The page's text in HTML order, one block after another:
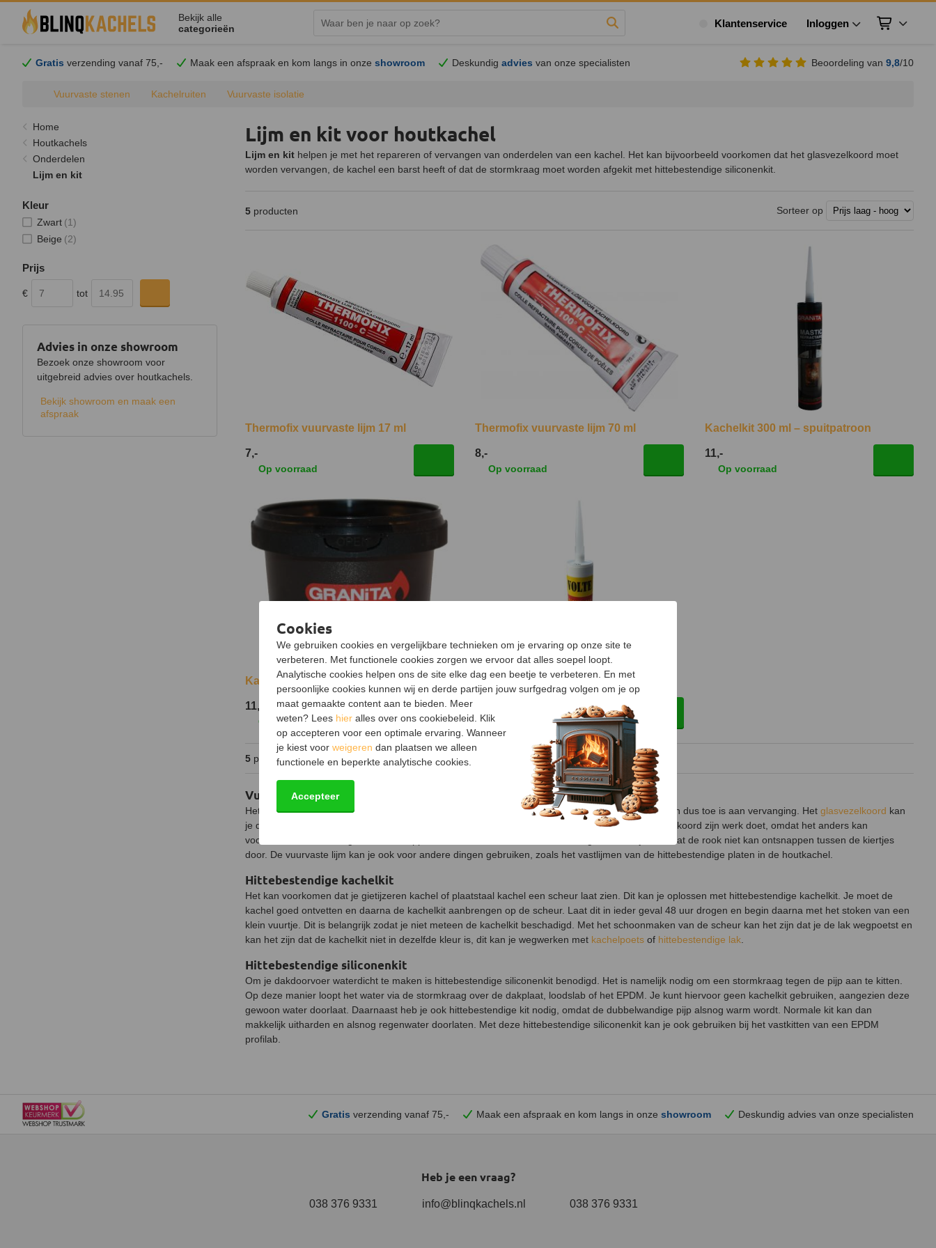
Bekijk alle
categorieën
Klantenservice Inloggen Winkelwagen
Gratis verzending vanaf 75,- Maak een afspraak en kom langs in onzeshowroom Deskundigadvies van onze specialisten Beoordeling van 9,8/10
Vuurvaste stenen Kachelruiten Vuurvaste isolatie
Home
Houtkachels
Onderdelen
Lijm en kit
Lijm en kit voor houtkachel
Lijm en kit helpen je met het repareren of vervangen van onderdelen van een kachel. Het kan bijvoorbeeld voorkomen dat het glasvezelkoord moet
worden vervangen, de kachel een barst heeft of dat de stormkraag moet worden afgekit met hittebestendige siliconenkit.
5 producten Sorteer op
Thermofix vuurvaste lijm 17 ml
7,-
Op voorraad
Thermofix vuurvaste lijm 70 ml
8,-
Op voorraad
Kachelkit 300 ml – spuitpatroon
11,-
Op voorraad
Kachelkit 500 gram – potje
11,-
Op voorraad
Hittebestendige siliconenkit
Op voorraad
5 producten
Vuurvaste lijm voor glasvezelkoord
Het kan voorkomen dat je glasvezelkoord op het deurtje van de houtkachel kapot of versleten is en dus toe is aan vervanging. Het glasvezelkoord kan
je door middel van de vuurvaste lijm tegen het deurtje aan lijmen. Het is belangrijk dat je glasvezelkoord zijn werk doet, omdat het anders kan
voorkomen dat de rookgassen ontsnappen uit de kachel. Het kachelkoord zorgt er namelijk voor dat de rook niet kan ontsnappen tussen de kiertjes
door. De vuurvaste lijm kan je ook voor andere dingen gebruiken, zoals het vastlijmen van de hittebestendige platen in de houtkachel.
Hittebestendige kachelkit
Het kan voorkomen dat je gietijzeren kachel of plaatstaal kachel een scheur laat zien. Dit kan je oplossen met hittebestendige kachelkit. Je moet de
kachel goed ontvetten en daarna de kachelkit aanbrengen op de scheur. Laat dit in ieder geval 48 uur drogen en begin daarna met het stoken van een
klein vuurtje. Dit is belangrijk zodat je niet meteen de kachelkit beschadigd. Met het schoonmaken van de scheur kan het zijn dat je de lak wegpoetst en
kan het zijn dat de kachelkit niet in dezelfde kleur is, dit kan je wegwerken met kachelpoets of hittebestendige lak
Hittebestendige siliconenkit
Om je dakdoorvoer waterdicht te maken is hittebestendige siliconenkit benodigd. Het is namelijk nodig om een stormkraag tegen de pijp aan te kitten.
Op deze manier loopt het water via de stormkraag over de dakplaat, loodslab of het EPDM. Je kunt hiervoor geen kachelkit gebruiken, aangezien deze
gewoon water doorlaat. Daarnaast heb je ook hittebestendige kit nodig, omdat de dubbelwandige pijp alsnog warm wordt. Normale kit kan dan
makkelijk uitharden en alsnog regenwater doorlaten. Met deze hittebestendige siliconenkit kan je ook gebruiken bij het vastkitten van een EPDM
profilab.
Kleur
Zwart (1)
Beige (2)
Prijs
€ tot
Advies in onze showroom
Bezoek onze showroom voor
uitgebreid advies over houtkachels.
Bekijk showroom en maak een
afspraak
Gratis verzending vanaf 75,- Maak een afspraak en kom langs in onze showroom Deskundig advies van onze specialisten
Heb je een vraag?
038 376 9331 info@blinqkachels.nl 038 376 9331
Cookies
We gebruiken cookies en vergelijkbare technieken om je ervaring op onze site te
verbeteren. Met functionele cookies zorgen we ervoor dat alles soepel loopt.
Analytische cookies helpen ons de site elke dag een beetje te verbeteren. En met
persoonlijke cookies kunnen wij en derde partijen jouw surfgedrag volgen om je op
maat gemaakte content aan te bieden. Meer
weten? Lees hier alles over ons cookiebeleid. Klik
op accepteren voor een optimale ervaring. Wanneer
je kiest voor weigeren dan plaatsen we alleen
functionele en beperkte analytische cookies.
Accepteer